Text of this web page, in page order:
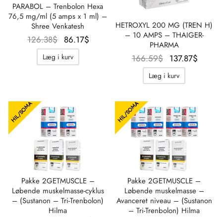
PARABOL – Trenbolon Hexa
76,5 mg/ml (5 amps x 1 ml) –
Shree Venkatesh
126.38$ Oprindelig
pris var:
126.38$.
86.17$
Læg i kurv
HETROXYL 200 MG (TREN H)
– 10 AMPS – THAIGER-
PHARMA
166.59$ Oprindelig
pris var:
166.59$.
137.87$
Læg i kurv
HIL/SOMA
Pakke 2GETMUSCLE –
Løbende muskelmasse-cyklus
– (Sustanon – Tri-Trenbolon)
Hilma
HIL/SOMA
Pakke 2GETMUSCLE –
Løbende muskelmasse –
Avanceret niveau – (Sustanon
– Tri-Trenbolon) Hilma